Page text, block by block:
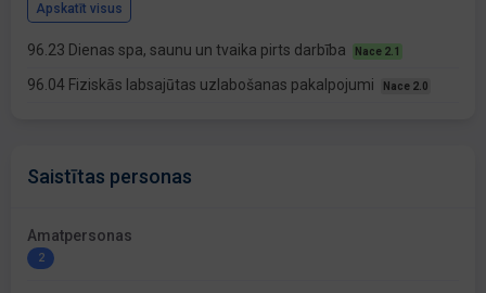
Apskatīt visus
96.23 Dienas spa, saunu un tvaika pirts darbība Nace 2.1
96.04 Fiziskās labsajūtas uzlabošanas pakalpojumi Nace 2.0
Saistītas personas
Amatpersonas
2